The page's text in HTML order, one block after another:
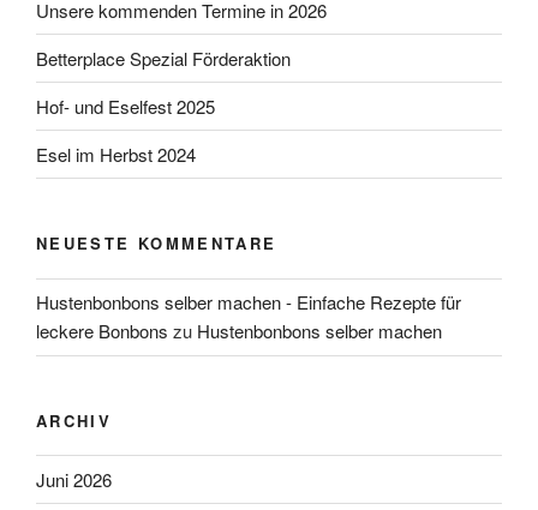
Unsere kommenden Termine in 2026
Betterplace Spezial Förderaktion
Hof- und Eselfest 2025
Esel im Herbst 2024
NEUESTE KOMMENTARE
Hustenbonbons selber machen - Einfache Rezepte für
leckere Bonbons zu Hustenbonbons selber machen
ARCHIV
Juni 2026